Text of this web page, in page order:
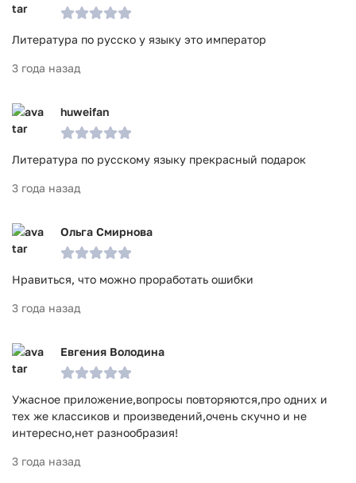
Литература по русско у языку это император
3 года назад
huweifan
Литература по русскому языку прекрасный подарок
3 года назад
Ольга Смирнова
Нравиться, что можно проработать ошибки
3 года назад
Евгения Володина
Ужасное приложение,вопросы повторяются,про одних и
тех же классиков и произведений,очень скучно и не
интересно,нет разнообразия!
3 года назад